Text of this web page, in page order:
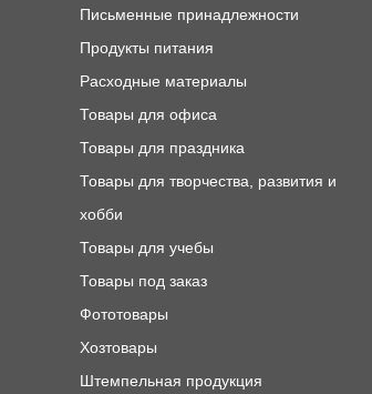
Письменные принадлежности
Продукты питания
Расходные материалы
Товары для офиса
Товары для праздника
Товары для творчества, развития и
хобби
Товары для учебы
Товары под заказ
Фототовары
Хозтовары
Штемпельная продукция